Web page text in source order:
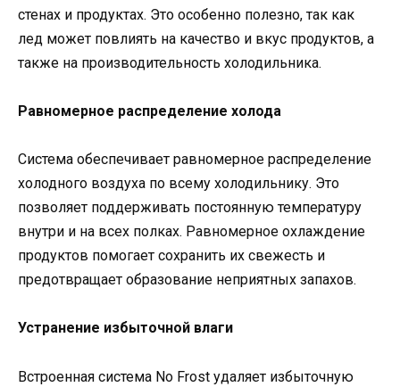
стенах и продуктах. Это особенно полезно, так как
лед может повлиять на качество и вкус продуктов, а
также на производительность холодильника.
Равномерное распределение холода
Система обеспечивает равномерное распределение
холодного воздуха по всему холодильнику. Это
позволяет поддерживать постоянную температуру
внутри и на всех полках. Равномерное охлаждение
продуктов помогает сохранить их свежесть и
предотвращает образование неприятных запахов.
Устранение избыточной влаги
Встроенная система No Frost удаляет избыточную